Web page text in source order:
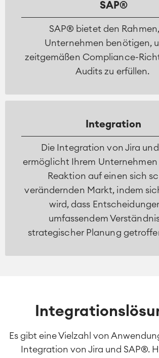
SAP®
SAP® bietet den
Unternehmen benötigen,
zeitgemäßen Compliance-
Audits zu erfüllen.
Integration
Die Integration von Jira
ermöglicht Ihrem Unternehmen
Reaktion auf einen sich
verändernden Markt, indem
wird, dass
umfassendem
strategischer Planung
Es gibt eine Vielzahl von
Integration von Jira und SAP®.